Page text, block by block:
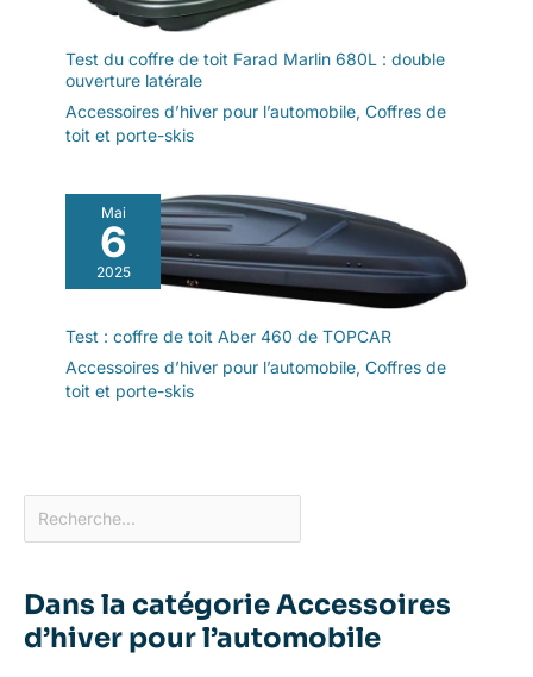
complètement le booster
plein de puissance. Il est
voiture tous les 2 à 3 mois pour
activer la batterie et prolonger
la durée de vie du démarreur
portable.
Test du coffre de toit Farad Marlin 680L : double
ouverture latérale
Accessoires d’hiver pour l’automobile, Coffres de
toit et porte-skis
Mai
6
2025
Test : coffre de toit Aber 460 de TOPCAR
Accessoires d’hiver pour l’automobile, Coffres de
toit et porte-skis
Dans la catégorie Accessoires
d’hiver pour l’automobile